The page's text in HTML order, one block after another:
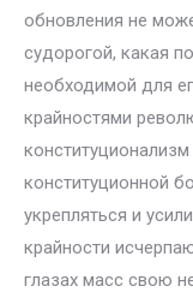
обновления не
судорогой, какая
необходимой для
крайностями
конституционной
укрепляться и
крайности
глазах масс свою